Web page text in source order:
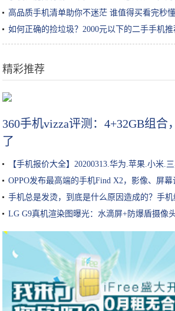
高品质手机清单助你不迷茫 谁值得买看完秒懂
如何正确的捡垃圾？2000元以下的二手手机推
精彩推荐
360手机vizza评测：4+32GB组合
了
【手机报价大全】20200313.华为.苹果.小米.
OPPO发布最高端的手机Find X2，影像、屏
手机总是发烫，到底是什么原因造成的？手
LG G9真机渲染图曝光：水滴屏+防爆盾摄像